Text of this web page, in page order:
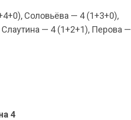
Соловьёва — 4 (1+3+0),
— 4 (1+2+1), Перова —
4